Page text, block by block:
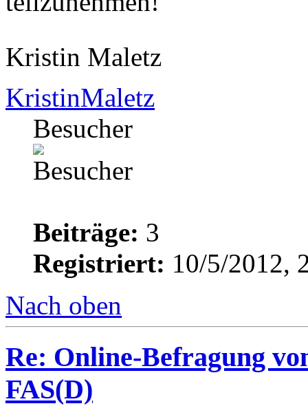
Kristin Maletz
KristinMaletz
Besucher
Beiträge: 3
Registriert: 10/5/2012,
Nach oben
Re: Online-Befragung
FAS(D)